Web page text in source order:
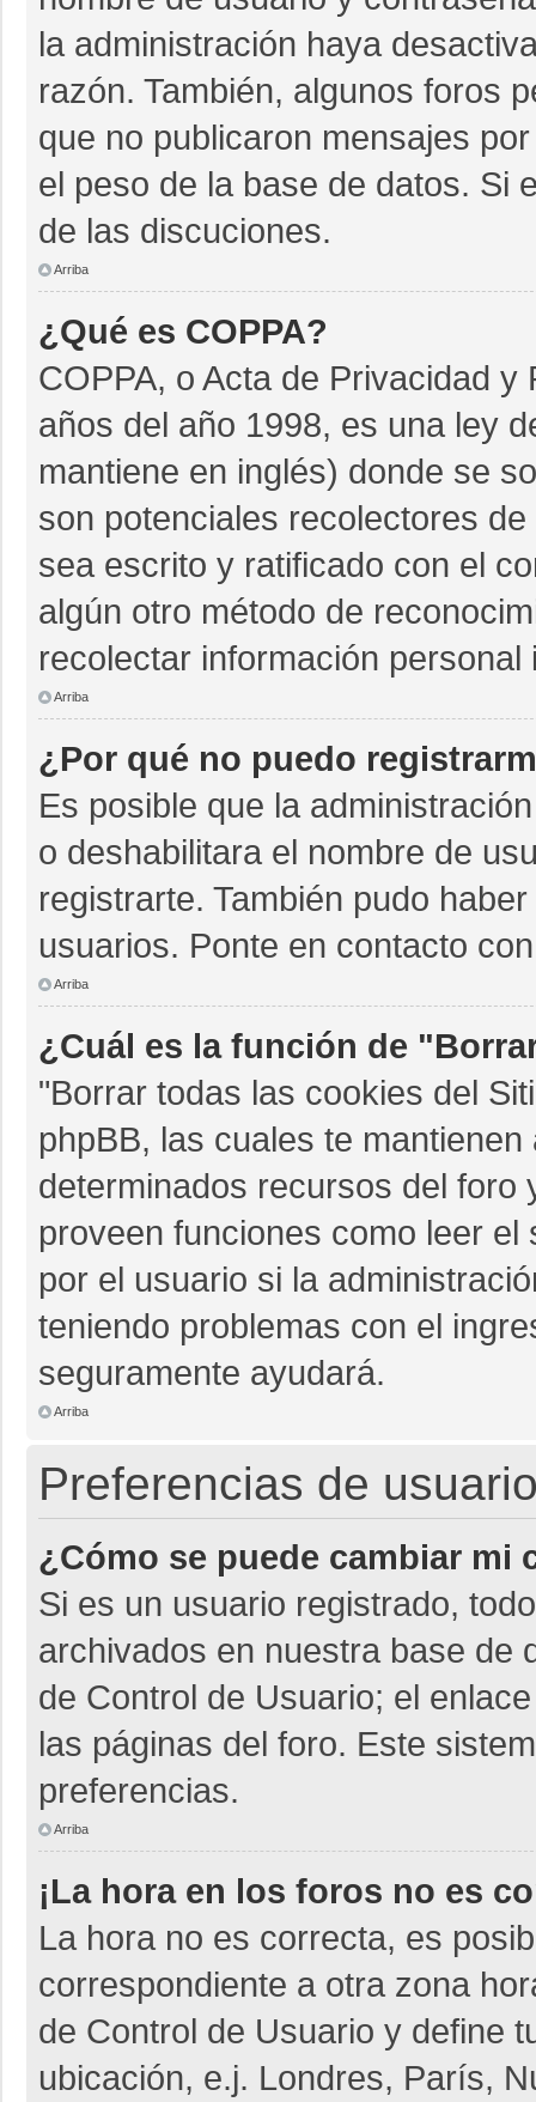
la administración haya
razón. También, algunos foros
que no publicaron mensajes
el peso de la base de datos. Si
de las discuciones.
Arriba
¿Qué es COPPA?
COPPA, o Acta de Privacidad
años del año 1998, es una ley
mantiene en inglés) donde se
son potenciales recolectores
sea escrito y ratificado con el
algún otro método de
recolectar información
Arriba
¿Por qué no puedo
Es posible que la
o deshabilitara el nombre de
registrarte. También pudo
usuarios. Ponte en contacto
Arriba
¿Cuál es la función de
"Borrar todas las cookies del
phpBB, las cuales te
determinados recursos del foro
proveen funciones como leer
por el usuario si la
teniendo problemas con el
seguramente ayudará.
Arriba
Preferencias de
¿Cómo se puede cambiar mi
Si es un usuario registrado,
archivados en nuestra base de
de Control de Usuario; el
las páginas del foro. Este
preferencias.
Arriba
¡La hora en los foros no es
La hora no es correcta, es
correspondiente a otra zona
de Control de Usuario y define
ubicación, e.j. Londres, París,